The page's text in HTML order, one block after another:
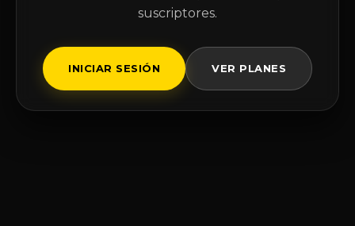
suscriptores.
INICIAR SESIÓN VER PLANES